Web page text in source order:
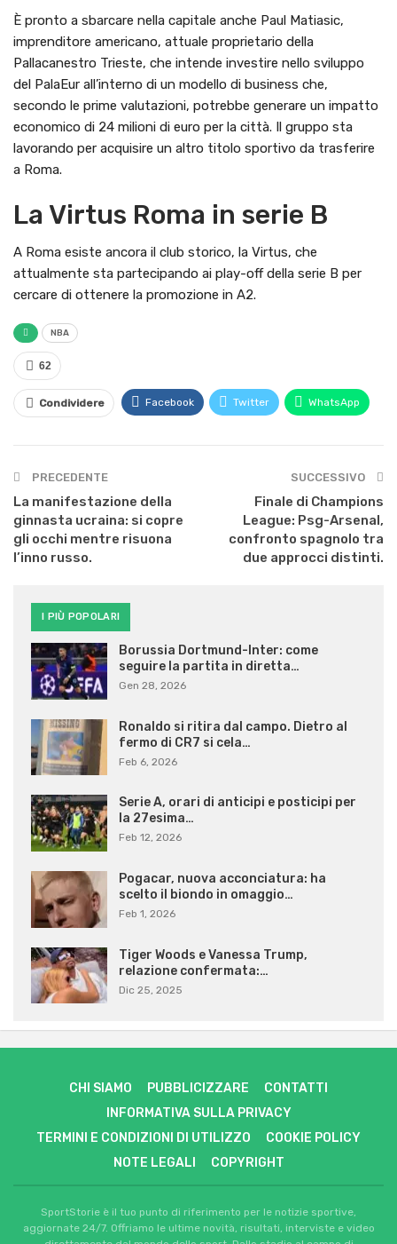
È pronto a sbarcare nella capitale anche Paul Matiasic,
imprenditore americano, attuale proprietario della
Pallacanestro Trieste, che intende investire nello sviluppo
del PalaEur all’interno di un modello di business che,
secondo le prime valutazioni, potrebbe generare un impatto
economico di 24 milioni di euro per la città. Il gruppo sta
lavorando per acquisire un altro titolo sportivo da trasferire
a Roma.
La Virtus Roma in serie B
A Roma esiste ancora il club storico, la Virtus, che
attualmente sta partecipando ai play-off della serie B per
cercare di ottenere la promozione in A2.
NBA
62
Condividere Facebook Twitter WhatsApp
PRECEDENTE
La manifestazione della
ginnasta ucraina: si copre
gli occhi mentre risuona
l’inno russo.
SUCCESSIVO
Finale di Champions
League: Psg-Arsenal,
confronto spagnolo tra
due approcci distinti.
I PIÙ POPOLARI
Borussia Dortmund-Inter: come
seguire la partita in diretta…
Gen 28, 2026
Ronaldo si ritira dal campo. Dietro al
fermo di CR7 si cela…
Feb 6, 2026
Serie A, orari di anticipi e posticipi per
la 27esima…
Feb 12, 2026
Pogacar, nuova acconciatura: ha
scelto il biondo in omaggio…
Feb 1, 2026
Tiger Woods e Vanessa Trump,
relazione confermata:…
Dic 25, 2025
CHI SIAMO PUBBLICIZZARE
CONTATTI
INFORMATIVA SULLA PRIVACY
TERMINI E CONDIZIONI DI UTILIZZO
COOKIE POLICY
NOTE LEGALI
COPYRIGHT
SportStorie è il tuo punto di riferimento per le notizie sportive,
aggiornate 24/7. Offriamo le ultime novità, risultati, interviste e video